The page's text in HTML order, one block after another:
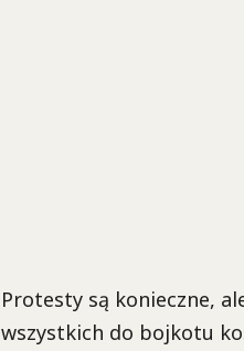
Protesty są konieczne,
wszystkich do bojkotu